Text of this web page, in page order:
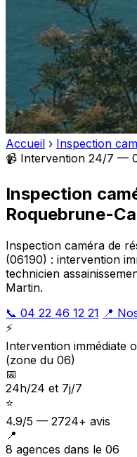
Accueil › Inspection
📹 Intervention 24/7 —
Inspection
Roquebrune-
Inspection caméra de
(06190) : intervention
technicien
Martin.
📞 04 22 46 12 21 📍
⚡
Intervention immédiate
(zone du 06)
📅
24h/24 et 7j/7
⭐
4.9/5 — 2724+ avis
📍
8 agences dans le 06